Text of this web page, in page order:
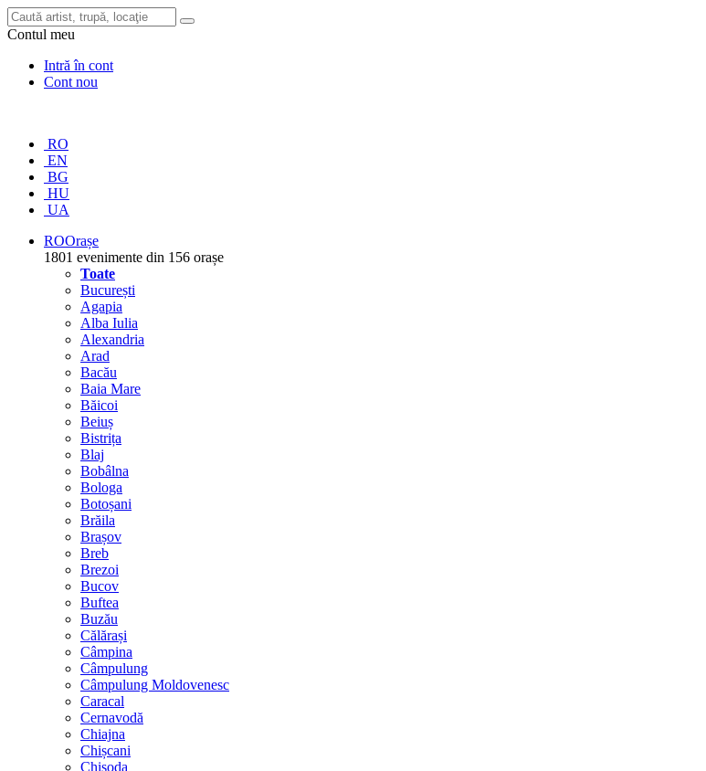
Contul meu
Intră în cont
Cont nou
RO
EN
BG
HU
UA
ROOrașe
1801 evenimente din 156 orașe
Toate
București
Agapia
Alba Iulia
Alexandria
Arad
Bacău
Baia Mare
Băicoi
Beiuș
Bistrița
Blaj
Bobâlna
Bologa
Botoșani
Brăila
Brașov
Breb
Brezoi
Bucov
Buftea
Buzău
Călărași
Câmpina
Câmpulung
Câmpulung Moldovenesc
Caracal
Cernavodă
Chiajna
Chișcani
Chișoda